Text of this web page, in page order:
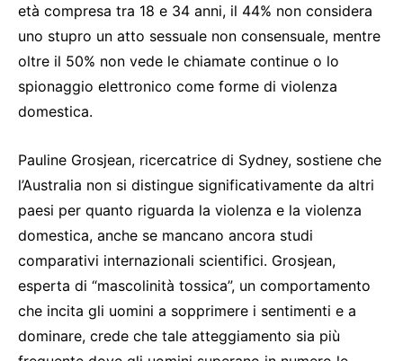
età compresa tra 18 e 34 anni, il 44% non considera
uno stupro un atto sessuale non consensuale, mentre
oltre il 50% non vede le chiamate continue o lo
spionaggio elettronico come forme di violenza
domestica.
Pauline Grosjean, ricercatrice di Sydney, sostiene che
l’Australia non si distingue significativamente da altri
paesi per quanto riguarda la violenza e la violenza
domestica, anche se mancano ancora studi
comparativi internazionali scientifici. Grosjean,
esperta di “mascolinità tossica”, un comportamento
che incita gli uomini a sopprimere i sentimenti e a
dominare, crede che tale atteggiamento sia più